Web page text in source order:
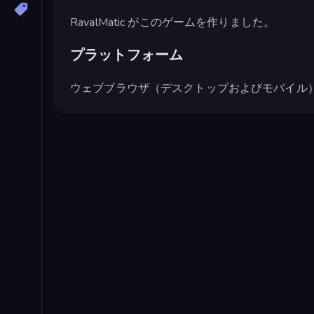
RavalMatic がこのゲームを作りました。
プラットフォーム
ウェブブラウザ（デスクトップおよびモバイル